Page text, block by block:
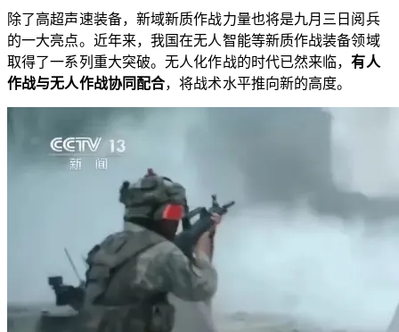
除了高超声速装备，新域新质作战力量也将是九月三日阅兵
的一大亮点。近年来，我国在无人智能等新质作战装备领域
取得了一系列重大突破。无人化作战的时代已然来临，有人
作战与无人作战协同配合，将战术水平推向新的高度。